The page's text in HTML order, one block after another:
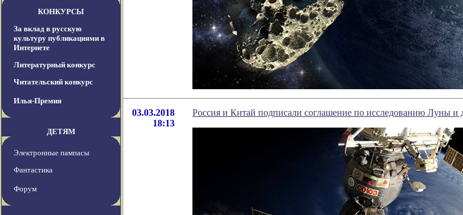
КОНКУРСЫ
За вклад в русскую
культуру публикациями в
Интернете
Литературный конкурс
Читательский конкурс
Илья-Премия
ДЕТЯМ
Электронные пампасы
Фантастика
Форум
03.03.2018
18:13
Россия и Китай подписали соглашение по исследованию Луны и